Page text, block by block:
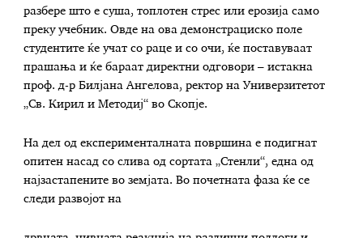
разбере што е суша, топлотен стрес или ерозија само
преку учебник. Овде на ова демонстрациско поле
студентите ќе учат со раце и со очи, ќе поставуваат
прашања и ќе бараат директни одговори – истакна
проф. д-р Билјана Ангелова, ректор на Универзитетот
„Св. Кирил и Методиј“ во Скопје.
На дел од експерименталната површина е подигнат
опитен насад со слива од сортата „Стенли“, една од
најзастапените во земјата. Во почетната фаза ќе се
следи развојот на